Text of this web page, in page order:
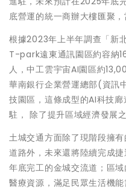
底營運的統一商辦大樓匯聚
根據2023年上半年調查「新
T-park遠東通訊園區約容納
人，中工雲宇宙AI園區約
華南銀行企業營運總部(資訊
技園區，這條成型的AI科技
駐， 除了提升區域經濟發展
土城交通方面除了現階段擁
道路外，未來還將陸續完成
年底完工的金城交流道；區
醫療資源，滿足民眾生活機